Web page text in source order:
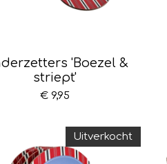
'Boezel &
striept'
€ 9,95
Uitverkocht